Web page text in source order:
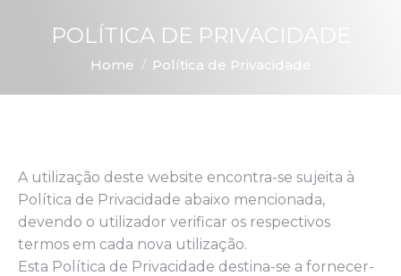
POLÍTICA DE PRIVACIDADE
You are here:
Home Política de Privacidade
A utilização deste website encontra-se sujeita à
Política de Privacidade abaixo mencionada,
devendo o utilizador verificar os respectivos
termos em cada nova utilização.
Esta Política de Privacidade destina-se a fornecer-